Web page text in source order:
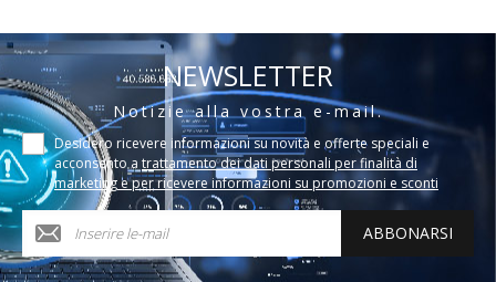
NEWSLETTER
Notizie alla vostra e-mail.
Desidero ricevere informazioni su novità e offerte speciali e
acconsento a trattamento dei dati personali per finalità di
marketing e per ricevere informazioni su promozioni e sconti
ABBONARSI